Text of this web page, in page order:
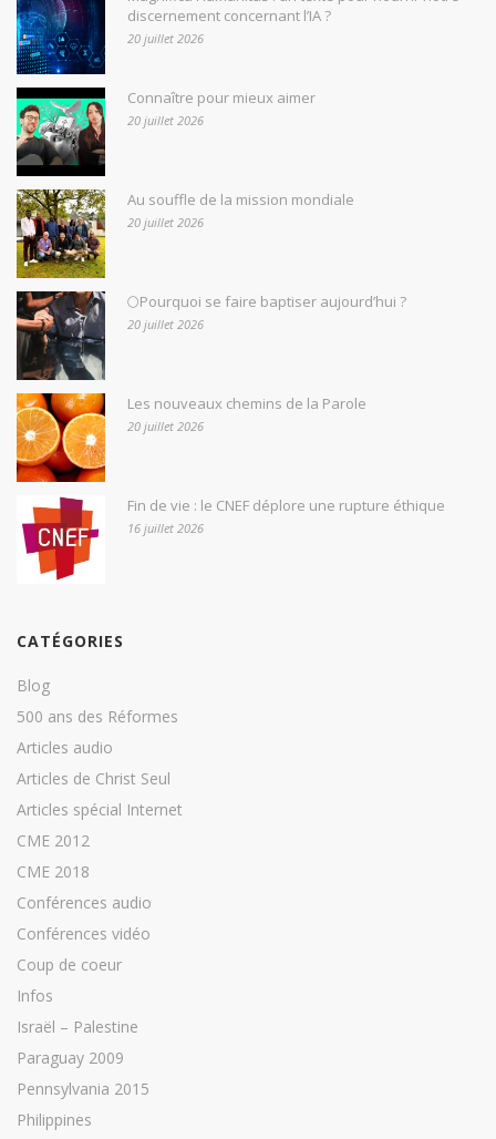
discernement concernant l’IA ?
20 juillet 2026
Connaître pour mieux aimer
20 juillet 2026
Au souffle de la mission mondiale
20 juillet 2026
🌕Pourquoi se faire baptiser aujourd’hui ?
20 juillet 2026
Les nouveaux chemins de la Parole
20 juillet 2026
Fin de vie : le CNEF déplore une rupture éthique
16 juillet 2026
CATÉGORIES
Blog
500 ans des Réformes
Articles audio
Articles de Christ Seul
Articles spécial Internet
CME 2012
CME 2018
Conférences audio
Conférences vidéo
Coup de coeur
Infos
Israël – Palestine
Paraguay 2009
Pennsylvania 2015
Philippines